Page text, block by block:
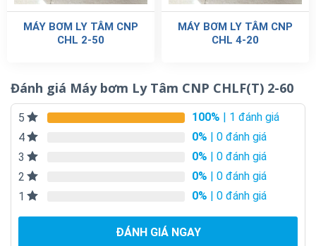
MÁY BƠM LY TÂM CNP
CHL 2-50
MÁY BƠM LY TÂM CNP
CHL 4-20
Đánh giá Máy bơm Ly Tâm CNP CHLF(T) 2-60
5 100% | 1 đánh giá
4
0% | 0 đánh giá
3
0% | 0 đánh giá
2
0% | 0 đánh giá
1
0% | 0 đánh giá
ĐÁNH GIÁ NGAY